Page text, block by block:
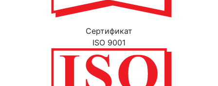
Cертификат
ISO 9001